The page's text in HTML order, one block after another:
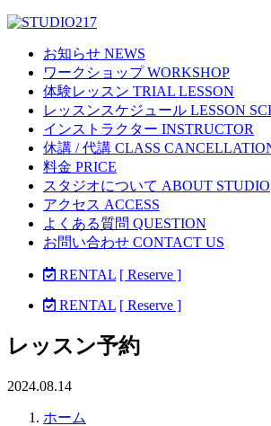
お知らせ NEWS
ワークショップ WORKSHOP
体験レッスン TRIAL LESSON
レッスンスケジュール LESSON
インストラクター INSTRUCTOR
休講 / 代講 CLASS
料金 PRICE
スタジオについて ABOUT STUDIO
アクセス ACCESS
よくある質問 QUESTION
お問い合わせ CONTACT US
RENTAL [ Reserve ]
RENTAL [ Reserve ]
レッスン予約
2024.08.14
ホーム